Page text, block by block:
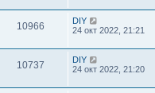
10966
DIY
24 окт 2022, 21:21
10737
DIY
24 окт 2022, 21:20